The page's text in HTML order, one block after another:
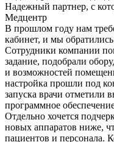
Надежный партнер, с
Медцентр
В прошлом году нам
кабинет, и мы
Сотрудники компании
задание, подобрали
и возможностей
настройка прошли под
запуска врачи отметили
программное
Отдельно хочется
новых аппаратов ниже,
пациентов и персонала.